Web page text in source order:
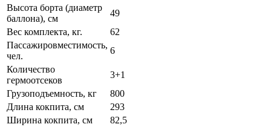
Высота борта (диаметр
баллона), см
49
Вес комплекта, кг.
62
Пассажировместимость,
чел.
6
Количество
гермоотсеков
3+1
Грузоподъемность, кг
800
Длина кокпита, см
293
Ширина кокпита, см
82,5